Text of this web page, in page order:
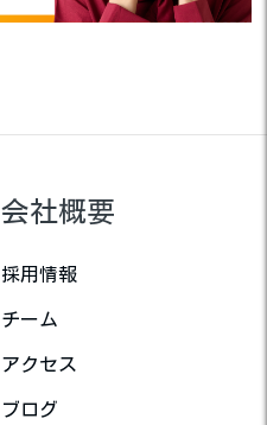
会社概要
採用情報
チーム
アクセス
ブログ